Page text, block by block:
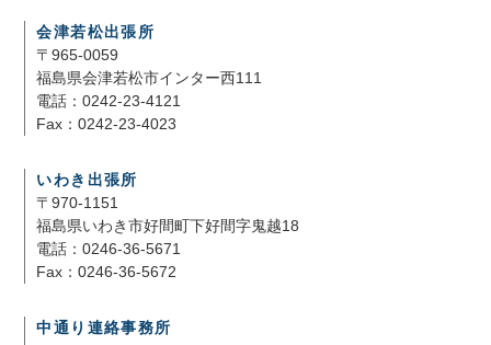
会津若松出張所
〒965-0059
福島県会津若松市インター西111
電話：0242-23-4121
Fax：0242-23-4023
いわき出張所
〒970-1151
福島県いわき市好間町下好間字鬼越18
電話：0246-36-5671
Fax：0246-36-5672
中通り連絡事務所